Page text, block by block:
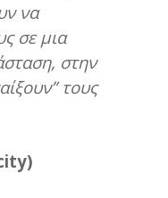
να
σε μια
στην
τους
)